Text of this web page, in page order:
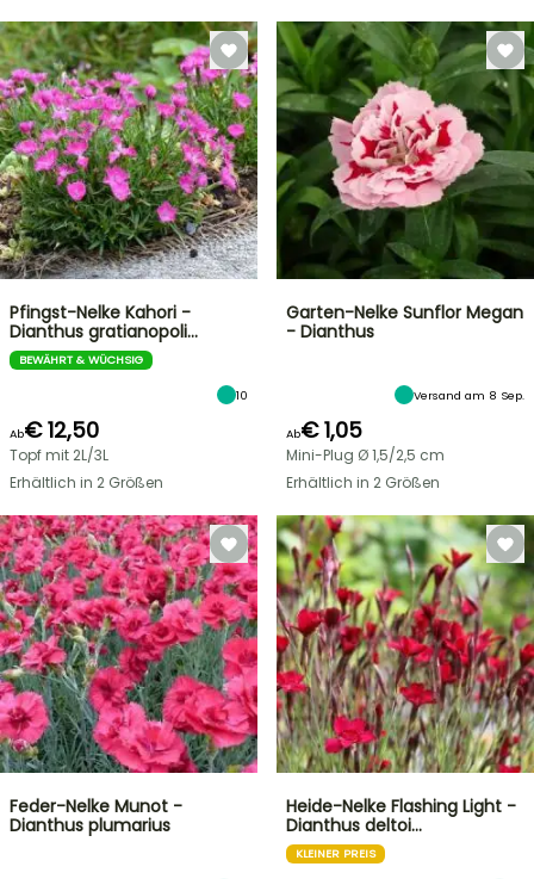
Pfingst-Nelke Kahori -
Dianthus gratianopoli…
BEWÄHRT & WÜCHSIG
10
Ab€ 12,50
Topf mit 2L/3L
Erhältlich in 2 Größen
Garten-Nelke Sunflor Megan
- Dianthus
Versand am 8 Sep.
Ab€ 1,05
Mini-Plug Ø 1,5/2,5 cm
Erhältlich in 2 Größen
Feder-Nelke Munot -
Dianthus plumarius
Heide-Nelke Flashing Light -
Dianthus deltoi…
KLEINER PREIS